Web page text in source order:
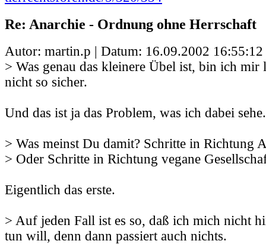
Re: Anarchie - Ordnung ohne Herrschaft
Autor: martin.p | Datum: 16.09.2002 16:55:12
> Was genau das kleinere Übel ist, bin ich mir
nicht so sicher.
Und das ist ja das Problem, was ich dabei sehe.
> Was meinst Du damit? Schritte in Richtung
> Oder Schritte in Richtung vegane
Eigentlich das erste.
> Auf jeden Fall ist es so, daß ich mich nicht
tun will, denn dann passiert auch nichts.